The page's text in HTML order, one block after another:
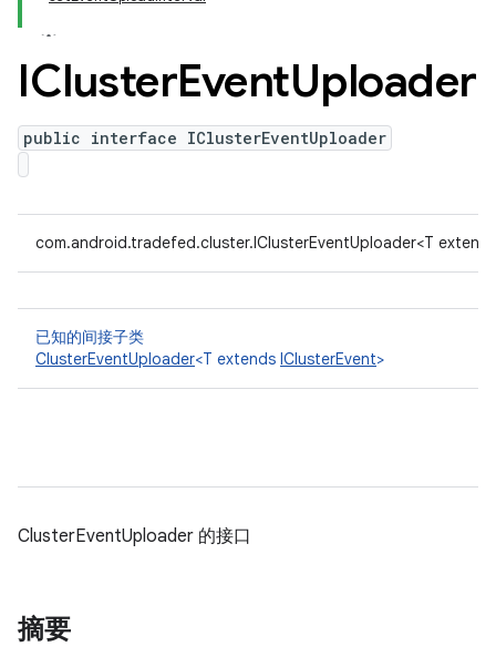
IClusterEventUploader
public interface IClusterEventUploader
com.android.tradefed.cluster.IClusterEventUploader<T
已知的间接子类
ClusterEventUploader<T extends IClusterEvent>
ClusterEventUploader 的接口
摘要